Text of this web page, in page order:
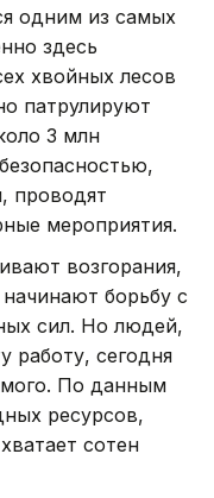
одним из самых
здесь
хвойных лесов
патрулируют
3 млн
проводят
мероприятия.
возгорания,
борьбу с
сил. Но людей,
работу, сегодня
По данным
ресурсов,
сотен